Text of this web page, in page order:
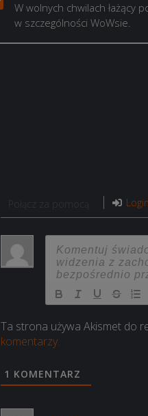
W wolnych chwilach łażący
w szczególności WoWsie.
Login
Ta strona używa Akismet do
komentarzy.
1 KOMENTARZ